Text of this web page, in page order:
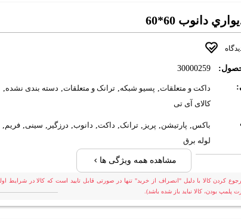
دانوب 60*60
30000259
داکت و متعلقات, پسیو شبکه ترانک و متعلقات, دسته بندی نشده
کالای آی تی
باکس پارتیشن پریز ترانک, داکت, دانوب, درزگیر سینی فریم
لوله برق
مشاهده همه ویژگی ها
کردن کالا با دلیل "انصراف از خرید" تنها در صورتی قابل تایید است که کالا در شرایط
پلمپ بودن، کالا نباید باز شده باشد).